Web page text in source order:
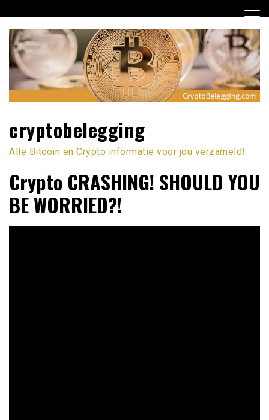
naar
inhoud
cryptobelegging
Alle Bitcoin en Crypto informatie voor jou verzameld!
Crypto CRASHING! SHOULD YOU
BE WORRIED?!